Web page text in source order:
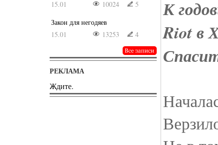
15.01
10024
5
Закон для негодяев
15.01
13253 4
РЕКЛАМА
Ждите.
К
Riot в